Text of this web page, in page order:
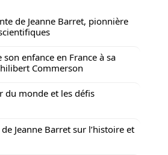
de Jeanne Barret, pionnière
son enfance en France à sa
Commerson
du monde et les défis
Jeanne Barret sur l’histoire et